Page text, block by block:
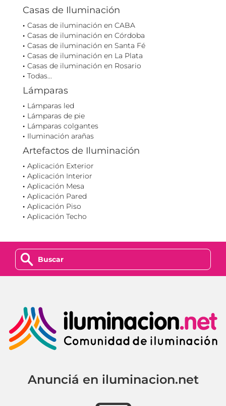
Casas de Iluminación
Casas de iluminación en CABA
Casas de iluminación en Córdoba
Casas de iluminación en Santa Fé
Casas de iluminación en La Plata
Casas de iluminación en Rosario
Todas...
Lámparas
Lámparas led
Lámparas de pie
Lámparas colgantes
Iluminación arañas
Artefactos de Iluminación
Aplicación Exterior
Aplicación Interior
Aplicación Mesa
Aplicación Pared
Aplicación Piso
Aplicación Techo
z
Anunciá en iluminacion.net